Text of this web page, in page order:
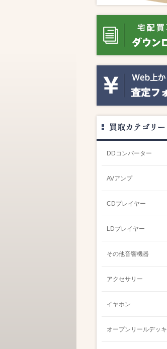
買取カテゴリー
DDコンバーター
AVアンプ
CDプレイヤー
LDプレイヤー
その他音響機器
アクセサリー
イヤホン
オープンリールデッキ